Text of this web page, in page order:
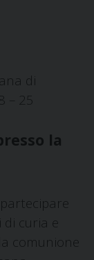
di
– 25
la
curia e
comunione